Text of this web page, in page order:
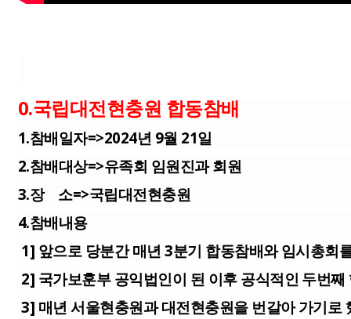
0.국립대전현충원 합동참배
1.참배일자=>2024년 9월 21일
2.참배대상=>유족회 임원진과 회원
3.장 소=>국립대전현충원
4.참배내용
1] 앞으로 당분간 매년 3분기 합동참배와 임시총회
2] 국가보훈부 공익법인이 된 이후 공식적인 두번째
3] 매년 서울현충원과 대전현충원을 번갈아 가기로